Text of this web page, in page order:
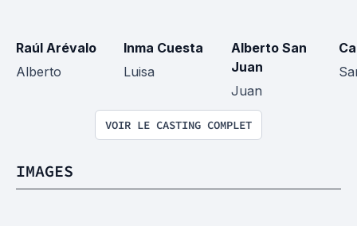
Raúl Arévalo
Alberto
Inma Cuesta
Luisa
Alberto San
Juan
Juan
VOIR LE CASTING COMPLET
IMAGES